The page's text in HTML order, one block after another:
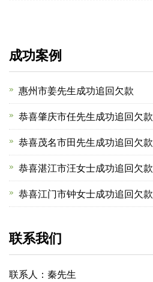
成功案例
惠州市姜先生成功追回欠款
恭喜肇庆市任先生成功追回欠款
恭喜茂名市田先生成功追回欠款
恭喜湛江市汪女士成功追回欠款
恭喜江门市钟女士成功追回欠款
联系我们
联系人：秦先生